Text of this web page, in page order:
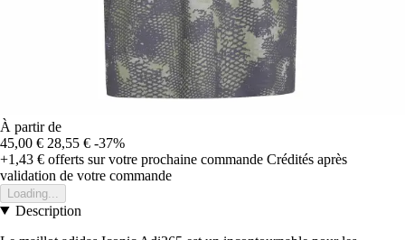
À partir de
45,00 € 28,55 € -37%
+1,43 € offerts sur votre prochaine commande Crédités après
validation de votre commande
Loading...
Description